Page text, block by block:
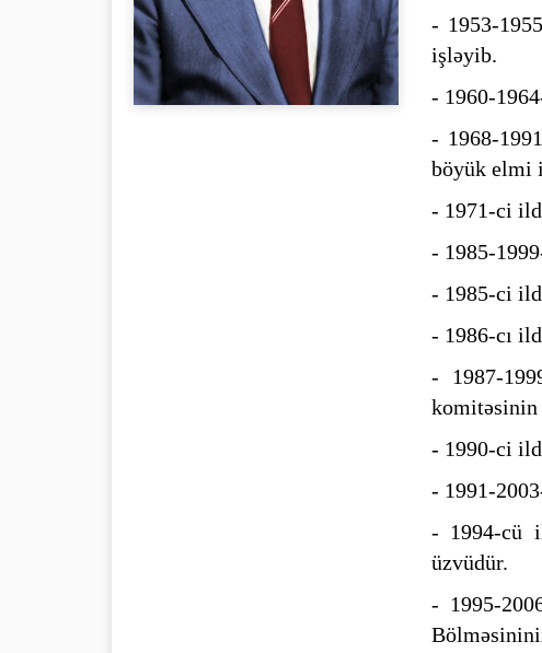
- 1953-
işləyib.
- 1960-
- 1968-
böyük elmi
- 1971-ci
- 1985-
- 1985-ci
- 1986-cı
- 1987-
komitəsinin
- 1990-ci
- 1991-
- 1994-cü
üzvüdür.
- 1995-